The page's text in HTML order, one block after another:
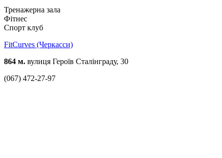
Тренажерна зала
Фітнес
Спорт клуб
FitCurves (Черкасси)
864 м. вулиця Героїв Сталінграду, 30
(067) 472-27-97